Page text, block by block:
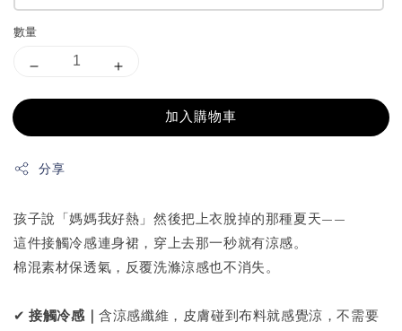
數量
加入購物車
分享
孩子說「媽媽我好熱」然後把上衣脫掉的那種夏天——
這件接觸冷感連身裙，穿上去那一秒就有涼感。
棉混素材保透氣，反覆洗滌涼感也不消失。
✔接觸冷感｜含涼感纖維，皮膚碰到布料就感覺涼，不需要